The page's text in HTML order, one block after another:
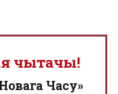
чытачы!
Часу»